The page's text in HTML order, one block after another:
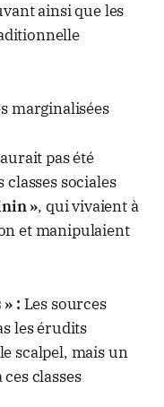
ainsi que les
marginalisées
pas été
sociales
», qui vivaient à
et manipulaient
: Les sources
les érudits
scalpel, mais un
classes